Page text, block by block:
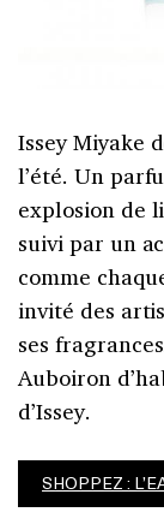
Issey Miyake
l’été. Un
explosion de
suivi par un
comme
invité des
ses
Auboiron
d’Issey.
SHOPPEZ :